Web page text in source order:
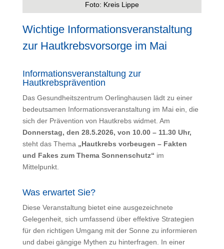
Foto: Kreis Lippe
Wichtige Informationsveranstaltung
zur Hautkrebsvorsorge im Mai
Informationsveranstaltung zur
Hautkrebsprävention
Das Gesundheitszentrum Oerlinghausen lädt zu einer
bedeutsamen Informationsveranstaltung im Mai ein, die
sich der Prävention von Hautkrebs widmet. Am
Donnerstag, den 28.5.2026, von 10.00 – 11.30 Uhr,
steht das Thema „Hautkrebs vorbeugen – Fakten
und Fakes zum Thema Sonnenschutz“ im
Mittelpunkt.
Was erwartet Sie?
Diese Veranstaltung bietet eine ausgezeichnete
Gelegenheit, sich umfassend über effektive Strategien
für den richtigen Umgang mit der Sonne zu informieren
und dabei gängige Mythen zu hinterfragen. In einer